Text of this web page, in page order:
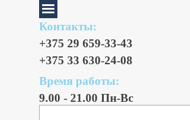
Контакты:
+375 29 659-33-43
+375 33 630-24-08
Время работы:
9.00 - 21.00 Пн-Вс